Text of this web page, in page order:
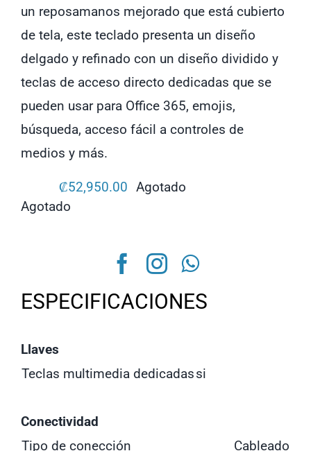
un reposamanos mejorado que está cubierto
de tela, este teclado presenta un diseño
delgado y refinado con un diseño dividido y
teclas de acceso directo dedicadas que se
pueden usar para Office 365, emojis,
búsqueda, acceso fácil a controles de
medios y más.
₡52,950.00 Agotado
Agotado
ESPECIFICACIONES
Llaves
Teclas multimedia dedicadassi
Conectividad
Tipo de conección
Cableado